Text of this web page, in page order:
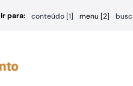
Ir para: conteúdo [1] menu [2]